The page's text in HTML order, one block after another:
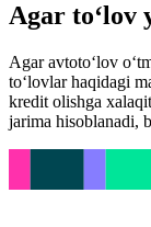
Agar to‘lov
Agar avtoto‘lov
to‘lovlar haqidagi
kredit olishga
jarima hisoblanadi,